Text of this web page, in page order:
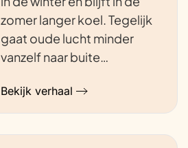
zomer langer koel. Tegelijk
gaat oude lucht minder
vanzelf naar buite…
Bekijk verhaal